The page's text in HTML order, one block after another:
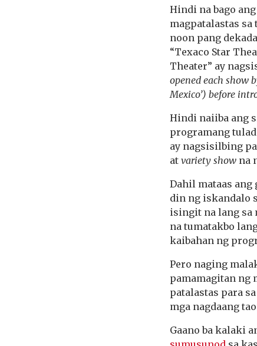
Hindi na bago
magpatalastas sa
noon pang
“Texaco Star
Theater” ay
opened each show
Mexico’) before
Hindi naiiba ang
programang tulad
ay nagsisilbing
at variety show na
Dahil mataas ang
din ng iskandalo
isingit na lang sa
na tumatakbo
kaibahan ng
Pero naging
pamamagitan ng
patalastas para
mga nagdaang
Gaano ba kalaki